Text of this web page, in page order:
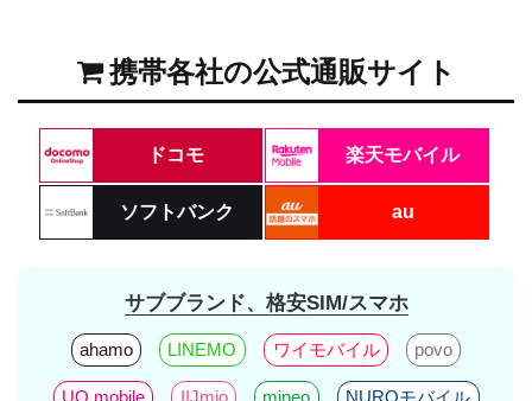
携帯各社の公式通販サイト
ドコモ 楽天モバイル
ソフトバンク au
サブブランド、格安SIM/スマホ
ahamo LINEMO ワイモバイル povo
UQ mobile IIJmio mineo NUROモバイル